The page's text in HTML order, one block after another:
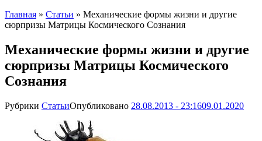
Главная » Статьи » Механические формы жизни и другие
сюрпризы Матрицы Космического Сознания
Механические формы жизни и другие
сюрпризы Матрицы Космического
Сознания
Рубрики СтатьиОпубликовано 28.08.2013 - 23:1609.01.2020